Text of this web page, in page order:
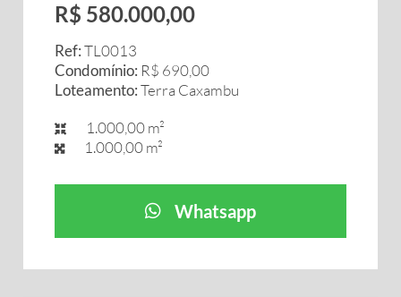
R$ 580.000,00
Ref:TL0013
Condomínio: R$ 690,00
Loteamento:Terra Caxambu
1.000,00 m²
1.000,00 m²
Whatsapp